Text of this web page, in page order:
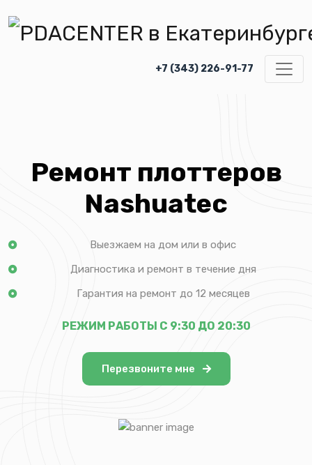
+7 (343) 226-91-77
Ремонт плоттеров
Nashuatec
Выезжаем на дом или в офис
Диагностика и ремонт в течение дня
Гарантия на ремонт до 12 месяцев
РЕЖИМ РАБОТЫ С 9:30 ДО 20:30
Перезвоните мне